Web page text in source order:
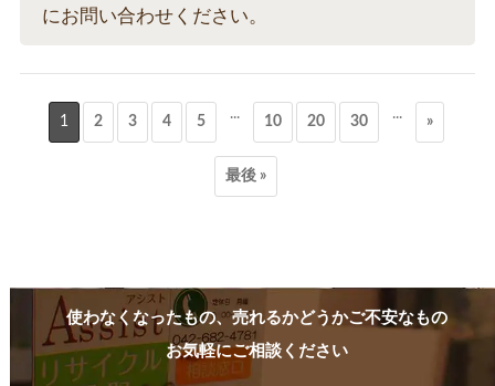
にお問い合わせください。
1 2 3 4 5 ... 10 20 30 ... »
最後 »
使わなくなったもの、売れるかどうかご不安なもの
お気軽にご相談ください